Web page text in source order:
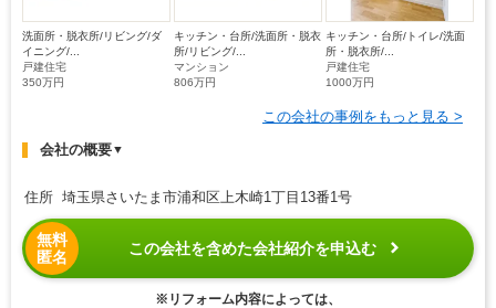
洗面所・脱衣所/リビング/ダ
イニング/...
戸建住宅
350万円
キッチン・台所/洗面所・脱衣
所/リビング/...
マンション
806万円
キッチン・台所/トイレ/洗面
所・脱衣所/...
戸建住宅
1000万円
この会社の事例をもっと見る >
会社の概要▼
住所 埼玉県さいたま市浦和区上木崎1丁目13番1号
無料
匿名
この会社を含めた会社紹介を申込む
※リフォーム内容によっては、